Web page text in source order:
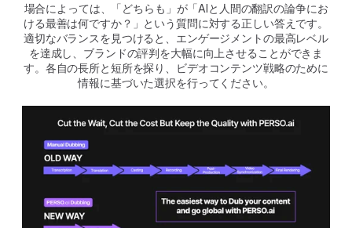
場合によっては、「どちらも」が「AIと人間の翻訳の論争にお
ける最善は何ですか？」という質問に対する正しい答えです。
適切なバランスを見つけると、エンゲージメントの最高レベル
を達成し、ブランドの評判を大幅に向上させることができま
す。各自の長所と短所を探り、ビデオコンテンツ戦略のために
情報に基づいた選択を行ってください。